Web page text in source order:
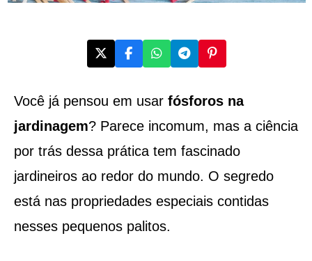
Você já pensou em usar fósforos na
jardinagem? Parece incomum, mas a ciência
por trás dessa prática tem fascinado
jardineiros ao redor do mundo. O segredo
está nas propriedades especiais contidas
nesses pequenos palitos.